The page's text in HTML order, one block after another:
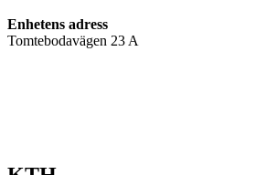
Enhetens adress
Tomtebodavägen 23 A